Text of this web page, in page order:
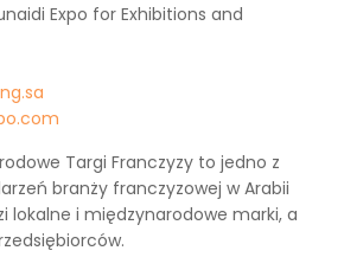
Expo for Exhibitions and
Targi Franczyzy to jedno z
branży franczyzowej w Arabii
lokalne i międzynarodowe marki, a